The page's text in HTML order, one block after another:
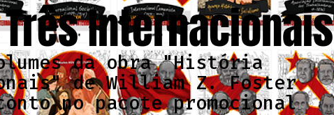
da obra "História
de William Z. Foster
no pacote promocional
Internacionais